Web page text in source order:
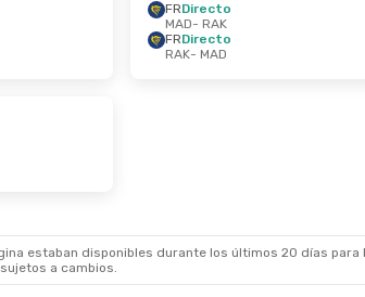
FRDirecto
MAD- RAK
FRDirecto
RAK- MAD
estaban disponibles durante los últimos 20 días
a cambios.